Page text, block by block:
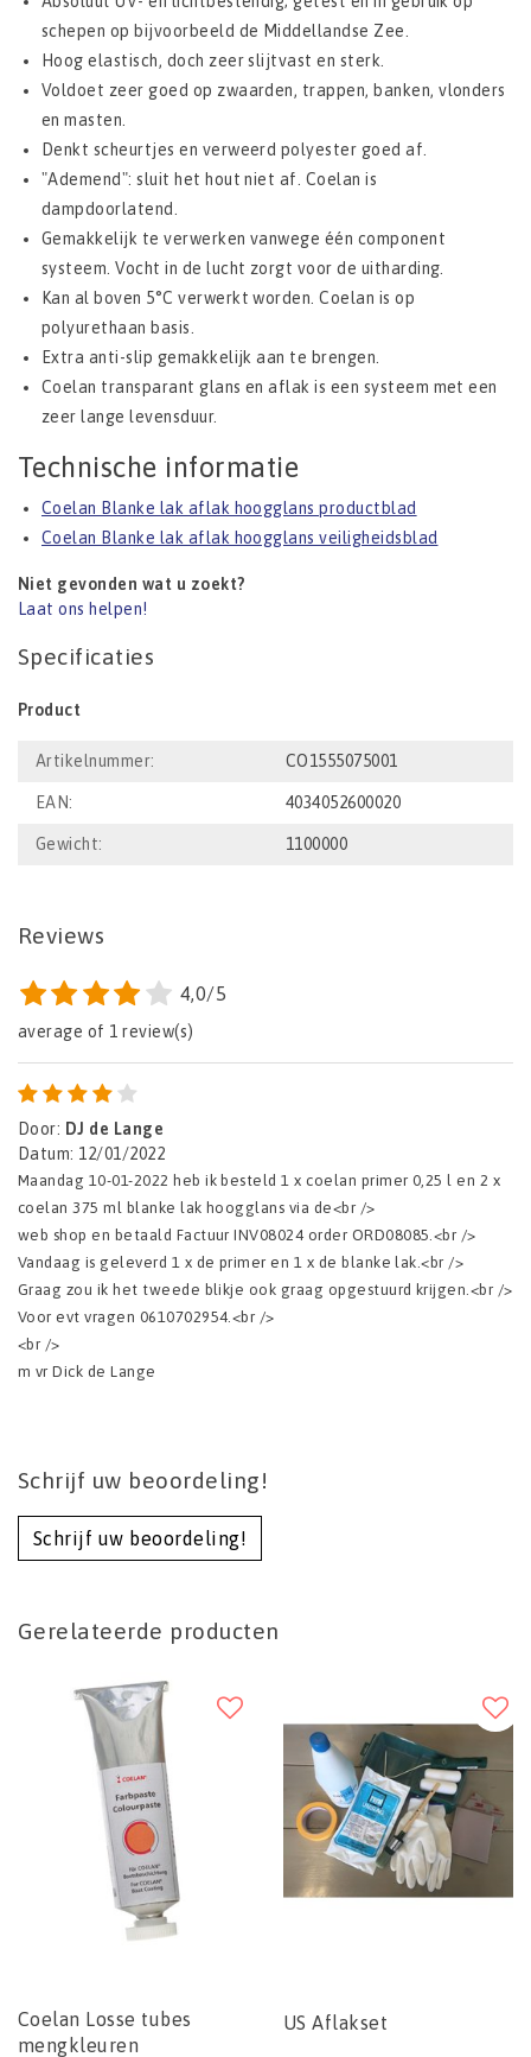
schepen op bijvoorbeeld de Middellandse Zee.
Hoog elastisch, doch zeer slijtvast en sterk.
Voldoet zeer goed op zwaarden, trappen, banken, vlonders
en masten.
Denkt scheurtjes en verweerd polyester goed af.
"Ademend": sluit het hout niet af. Coelan is
dampdoorlatend.
Gemakkelijk te verwerken vanwege één component
systeem. Vocht in de lucht zorgt voor de uitharding.
Kan al boven 5°C verwerkt worden. Coelan is op
polyurethaan basis.
Extra anti-slip gemakkelijk aan te brengen.
Coelan transparant glans en aflak is een systeem met een
zeer lange levensduur.
Technische informatie
Coelan Blanke lak aflak hoogglans productblad
Coelan Blanke lak aflak hoogglans veiligheidsblad
Niet gevonden wat u zoekt?
Laat ons helpen!
Specificaties
Product
Artikelnummer: CO1555075001
EAN: 4034052600020
Gewicht: 1100000
Reviews
4,0/5
average of 1 review(s)
Door: DJ de Lange
Datum: 12/01/2022
Maandag 10-01-2022 heb ik besteld 1 x coelan primer 0,25 l en 2 x
coelan 375 ml blanke lak hoogglans via de<br />
web shop en betaald Factuur INV08024 order ORD08085.<br />
Vandaag is geleverd 1 x de primer en 1 x de blanke lak.<br />
Graag zou ik het tweede blikje ook graag opgestuurd krijgen.<br />
Voor evt vragen 0610702954.<br />
<br />
m vr Dick de Lange
Schrijf uw beoordeling!
Schrijf uw beoordeling!
Gerelateerde producten
Coelan Losse tubes
mengkleuren
US Aflakset